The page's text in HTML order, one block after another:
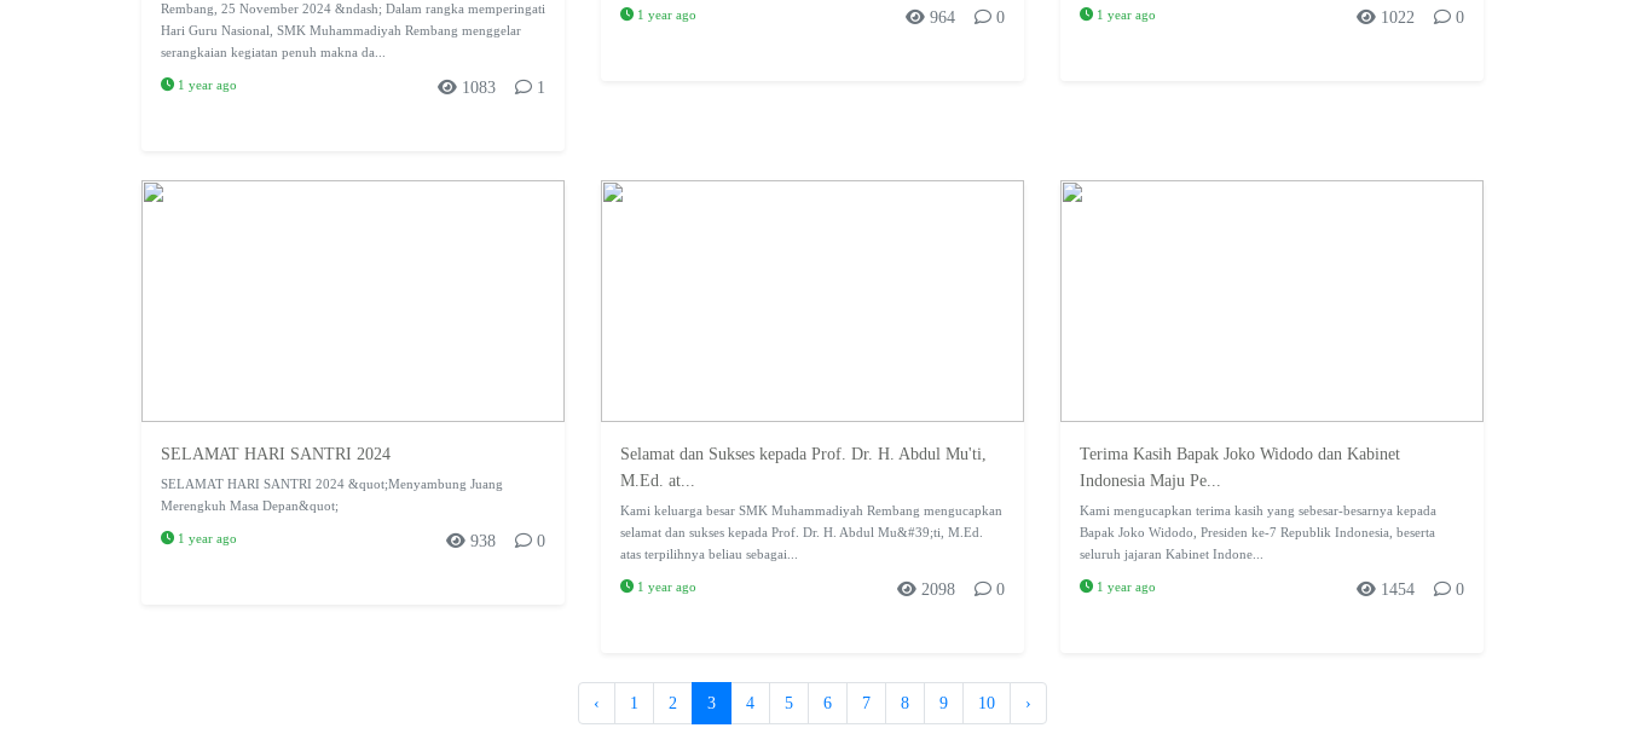
Rembang, 25 November 2024 &ndash; Dalam rangka memperingati
Hari Guru Nasional, SMK Muhammadiyah Rembang menggelar
serangkaian kegiatan penuh makna da...
1 year ago 1
1083
1 year ago 0
964 1 year ago 0
1022
SELAMAT HARI SANTRI 2024
SELAMAT HARI SANTRI 2024 &quot;Menyambung Juang
Merengkuh Masa Depan&quot;
1 year ago 0
938
Selamat dan Sukses kepada Prof. Dr. H. Abdul Mu'ti,
M.Ed. at...
Kami keluarga besar SMK Muhammadiyah Rembang mengucapkan
selamat dan sukses kepada Prof. Dr. H. Abdul Mu&#39;ti, M.Ed.
atas terpilihnya beliau sebagai...
1 year ago 0
2098
Terima Kasih Bapak Joko Widodo dan Kabinet
Indonesia Maju Pe...
Kami mengucapkan terima kasih yang sebesar-besarnya kepada
Bapak Joko Widodo, Presiden ke-7 Republik Indonesia, beserta
seluruh jajaran Kabinet Indone...
1 year ago 0
1454
‹ 1 2 3 4 5 6 7 8 9 10 ›